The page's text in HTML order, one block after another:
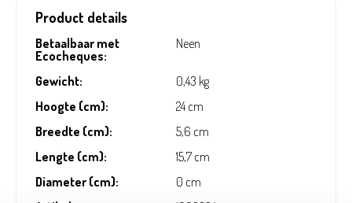
Product details
Betaalbaar met
Ecocheques:
Neen
Gewicht:
0,43 kg
Hoogte (cm):
24 cm
Breedte (cm):
5,6 cm
Lengte (cm):
15,7 cm
Diameter (cm):
0 cm